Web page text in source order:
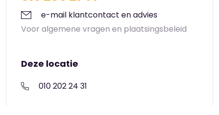
e-mail klantcontact en advies
Voor algemene vragen en plaatsingsbeleid
Deze locatie
010 202 24 31